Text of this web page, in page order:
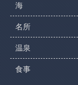
海
名所
温泉
食事